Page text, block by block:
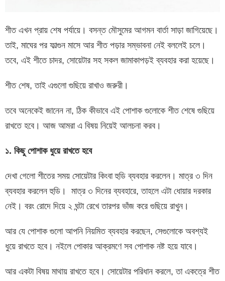
শীত এখন প্রায় শেষ পর্যায়ে। বসন্ত মৌসুমের আগমন বার্তা সাড়া জাগিয়েছে।
তাই, মাঘের পর ফাল্গুন মাসে আর শীত পড়ার সম্ভাবনা নেই বললেই চলে।
তবে, এই শীতে চাদর, সোয়েটার সহ সকল জামাকাপড়ই ব্যবহার করা হয়েছে।
শীত শেষ, তাই এগুলো গুছিয়ে রাখাও জরুরী।
তবে অনেকেই জানেন না, ঠিক কীভাবে এই পোশাক গুলোকে শীত শেষে গুছিয়ে
রাখতে হবে। আজ আমরা এ বিষয় নিয়েই আলচনা করব।
১. কিছু পোশাক ধুয়ে রাখতে হবে
দেখা গেলো শীতের সময় সোয়েটার কিংবা হুডি ব্যবহার করলেন। মাত্র ৩ দিন
ব্যবহার করলেন হুডি। মাত্র ৩ দিনের ব্যবহারে, তাহলে এটা ধোয়ার দরকার
নেই। বরং রোদে দিয়ে ২ ঘন্টা রেখে তারপর ভাঁজ করে গুছিয়ে রাখুন।
আর যে পোশাক গুলো আপনি নিয়মিত ব্যবহার করছেন, সেগুলোকে অবশ্যই
ধুয়ে রাখতে হবে। নইলে পোকার আক্রমণে সব পোশাক নষ্ট হয়ে যাবে।
আর একটা বিষয় মাথায় রাখতে হবে। সোয়েটার পরিধান করলে, তা একত্রে শীত